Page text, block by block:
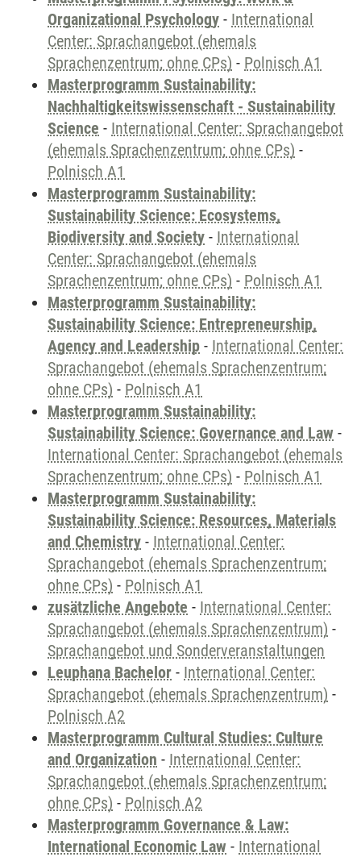
Organizational Psychology - International
Center: Sprachangebot (ehemals
Sprachenzentrum; ohne CPs) - Polnisch A1
Masterprogramm Sustainability:
Nachhaltigkeitswissenschaft - Sustainability
Science - International Center: Sprachangebot
(ehemals Sprachenzentrum; ohne CPs) -
Polnisch A1
Masterprogramm Sustainability:
Sustainability Science: Ecosystems,
Biodiversity and Society - International
Center: Sprachangebot (ehemals
Sprachenzentrum; ohne CPs) - Polnisch A1
Masterprogramm Sustainability:
Sustainability Science: Entrepreneurship,
Agency and Leadership - International Center:
Sprachangebot (ehemals Sprachenzentrum;
ohne CPs) - Polnisch A1
Masterprogramm Sustainability:
Sustainability Science: Governance and Law -
International Center: Sprachangebot (ehemals
Sprachenzentrum; ohne CPs) - Polnisch A1
Masterprogramm Sustainability:
Sustainability Science: Resources, Materials
and Chemistry - International Center:
Sprachangebot (ehemals Sprachenzentrum;
ohne CPs) - Polnisch A1
zusätzliche Angebote - International Center:
Sprachangebot (ehemals Sprachenzentrum) -
Sprachangebot und Sonderveranstaltungen
Leuphana Bachelor - International Center:
Sprachangebot (ehemals Sprachenzentrum) -
Polnisch A2
Masterprogramm Cultural Studies: Culture
and Organization - International Center:
Sprachangebot (ehemals Sprachenzentrum;
ohne CPs) - Polnisch A2
Masterprogramm Governance & Law:
International Economic Law - International